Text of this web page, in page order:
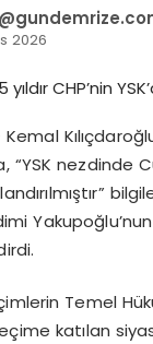
2026
Kemal
“YSK
Temel
katılan